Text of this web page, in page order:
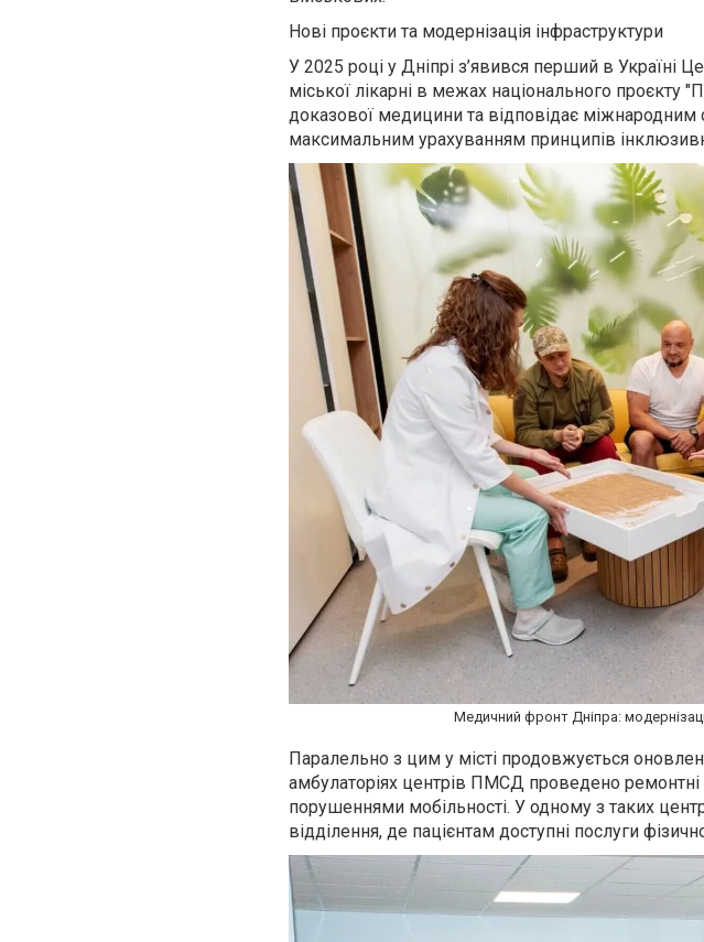
Нові проєкти та модернізація інфраструктури
У 2025 році у Дніпрі з’явився перший в Україні
міської лікарні в межах національного
доказової медицини та відповідає міжнародним
максимальним урахуванням принципів
Медичний фронт Дніпра:
Паралельно з цим у місті продовжується
амбулаторіях центрів ПМСД проведено
порушеннями мобільності. У одному з таких
відділення, де пацієнтам доступні послуги